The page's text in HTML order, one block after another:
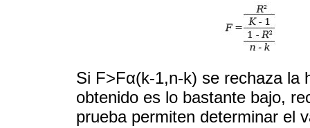
Si F>Fα(k-1,n-k) se rechaza la
obtenido es lo bastante bajo,
prueba permiten determinar el